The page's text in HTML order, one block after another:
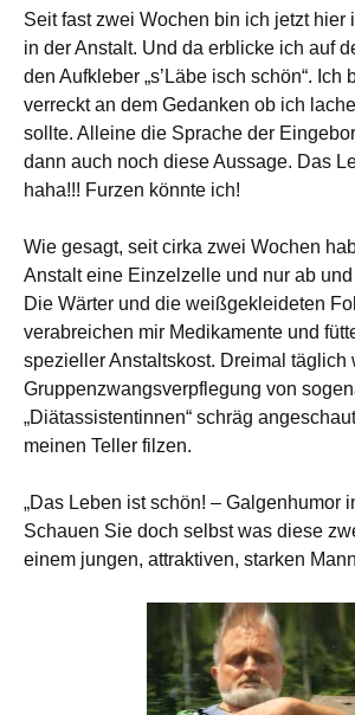
Seit fast zwei Wochen bin ich jetzt hier
in der Anstalt. Und da erblicke ich auf
den Aufkleber „s’Läbe isch schön“. Ich
verreckt an dem Gedanken ob ich
sollte. Alleine die Sprache der
dann auch noch diese Aussage. Das
haha!!! Furzen könnte ich!
Wie gesagt, seit cirka zwei Wochen
Anstalt eine Einzelzelle und nur ab
Die Wärter und die weißgekleideten
verabreichen mir Medikamente und
spezieller Anstaltskost. Dreimal täglich
Gruppenzwangsverpflegung von
„Diätassistentinnen“ schräg
meinen Teller filzen.
„Das Leben ist schön! – Galgenhumor
Schauen Sie doch selbst was diese
einem jungen, attraktiven, starken